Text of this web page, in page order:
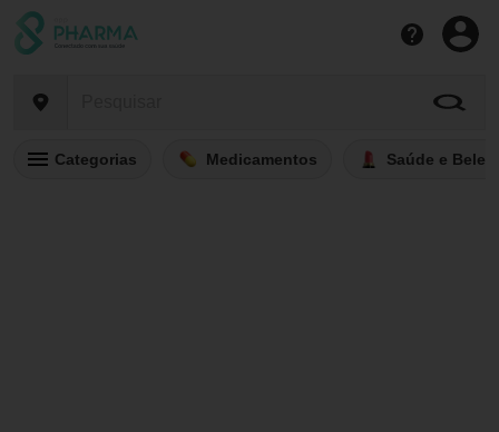
Categorias Medicamentos Saúde e